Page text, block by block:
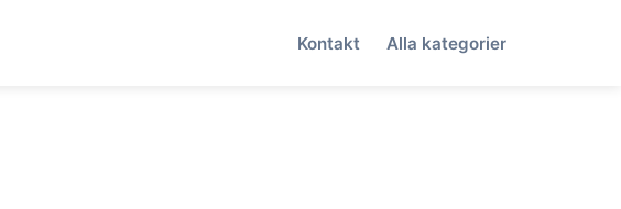
Kontakt Alla kategorier